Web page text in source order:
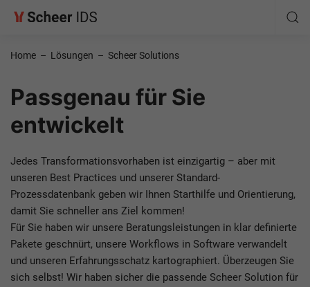
Home – Lösungen – Scheer Solutions
Passgenau für Sie
entwickelt
Jedes Transformationsvorhaben ist einzigartig – aber mit
unseren Best Practices und unserer Standard-
Prozessdatenbank geben wir Ihnen Starthilfe und Orientierung,
damit Sie schneller ans Ziel kommen!
Für Sie haben wir unsere Beratungsleistungen in klar definierte
Pakete geschnürt, unsere Workflows in Software verwandelt
und unseren Erfahrungsschatz kartographiert. Überzeugen Sie
sich selbst! Wir haben sicher die passende Scheer Solution für